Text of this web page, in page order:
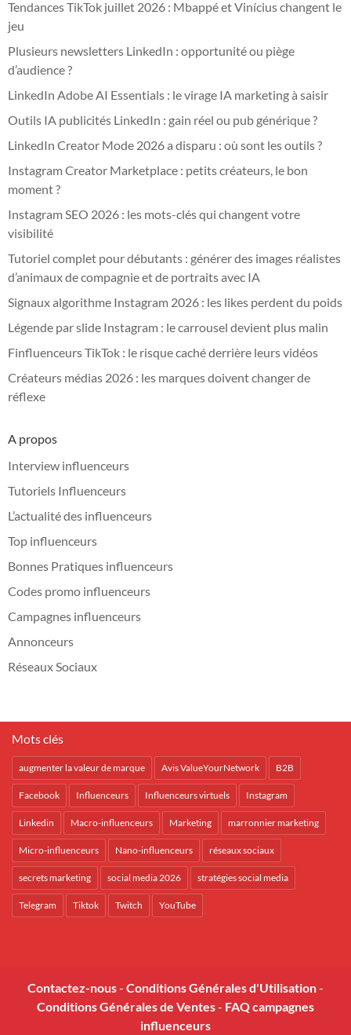
Tendances TikTok juillet 2026 : Mbappé et Vinícius changent le
jeu
Plusieurs newsletters LinkedIn : opportunité ou piège
d’audience ?
LinkedIn Adobe AI Essentials : le virage IA marketing à saisir
Outils IA publicités LinkedIn : gain réel ou pub générique ?
LinkedIn Creator Mode 2026 a disparu : où sont les outils ?
Instagram Creator Marketplace : petits créateurs, le bon
moment ?
Instagram SEO 2026 : les mots-clés qui changent votre
visibilité
Tutoriel complet pour débutants : générer des images réalistes
d’animaux de compagnie et de portraits avec IA
Signaux algorithme Instagram 2026 : les likes perdent du poids
Légende par slide Instagram : le carrousel devient plus malin
Finfluenceurs TikTok : le risque caché derrière leurs vidéos
Créateurs médias 2026 : les marques doivent changer de
réflexe
A propos
Interview influenceurs
Tutoriels Influenceurs
L’actualité des influenceurs
Top influenceurs
Bonnes Pratiques influenceurs
Codes promo influenceurs
Campagnes influenceurs
Annonceurs
Réseaux Sociaux
Mots clés
augmenter la valeur de marque Avis ValueYourNetwork B2B
Facebook Influenceurs Influenceurs virtuels Instagram
Linkedin Macro-influenceurs Marketing marronnier marketing
Micro-influenceurs Nano-influenceurs réseaux sociaux
secrets marketing social media 2026 stratégies social media
Telegram Tiktok Twitch YouTube
Contactez-nous- Conditions Générales d'Utilisation-
Conditions Générales de Ventes- FAQ campagnes
influenceurs